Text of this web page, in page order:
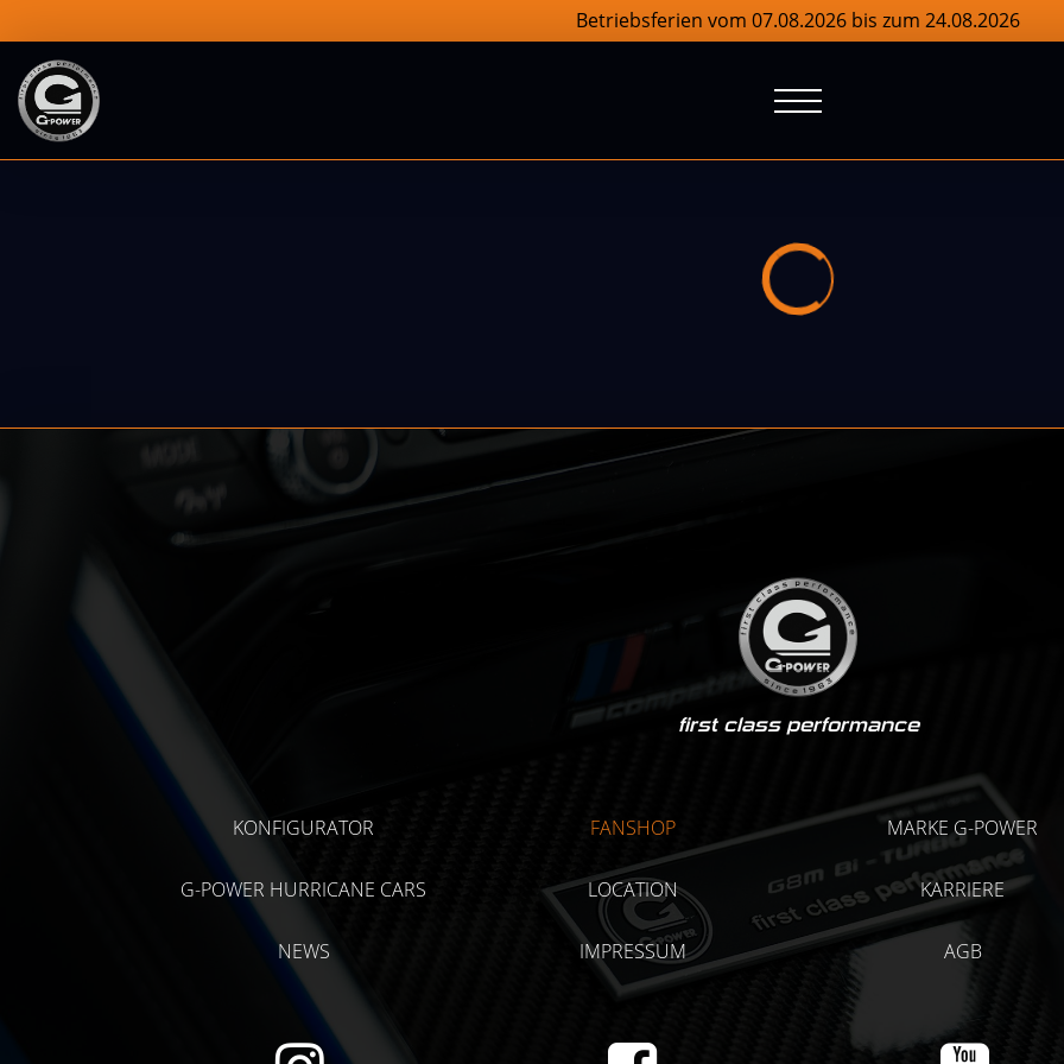
Betriebsferien vom 07.08.2026 bis zum 24.08.2026
first class performance
KONFIGURATOR FANSHOP MARKE G-POWER
G-POWER HURRICANE CARS LOCATION KARRIERE
NEWS IMPRESSUM AGB